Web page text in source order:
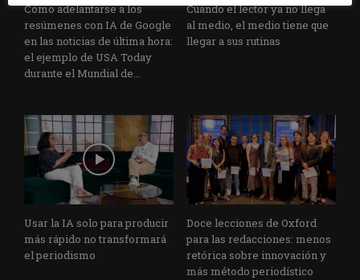
Cómo adelantarse a los
resúmenes con IA de Google
en las noticias de última hora:
el ejemplo de USA Today
durante el Mundial de...
Cuando el lector ya no llega
al medio, el medio tiene que
llegar a sus rutinas
Usar la IA solo para producir
más rápido no transformará
el periodismo
Doce lecciones de Oxford
para las redacciones: menos
retórica sobre innovación y
más método periodístico